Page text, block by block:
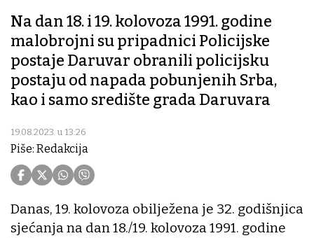
Na dan 18. i 19. kolovoza 1991. godine
malobrojni su pripadnici Policijske
postaje Daruvar obranili policijsku
postaju od napada pobunjenih Srba,
kao i samo središte grada Daruvara
19.08.2023. u 13:26
Piše: Redakcija
Danas, 19. kolovoza obilježena je 32. godišnjica
sjećanja na dan 18./19. kolovoza 1991. godine